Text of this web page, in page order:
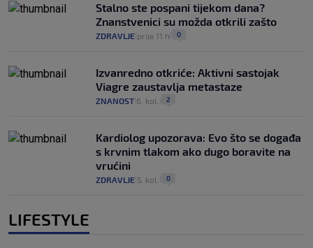
Stalno ste pospani tijekom dana?
Znanstvenici su možda otkrili zašto
ZDRAVLJE prije 11 h 0
Izvanredno otkriće: Aktivni sastojak
Viagre zaustavlja metastaze
ZNANOST 6. kol. 2
Kardiolog upozorava: Evo što se događa
s krvnim tlakom ako dugo boravite na
vrućini
ZDRAVLJE 5. kol. 0
LIFESTYLE